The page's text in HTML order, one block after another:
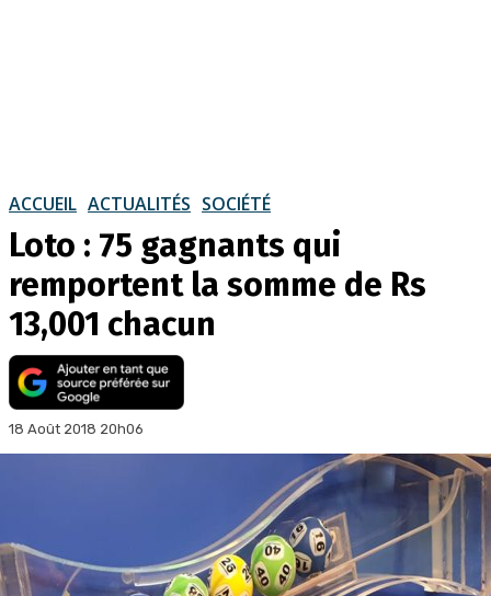
ACCUEIL ACTUALITÉS SOCIÉTÉ
Loto : 75 gagnants qui
remportent la somme de Rs
13,001 chacun
18 Août 2018 20h06